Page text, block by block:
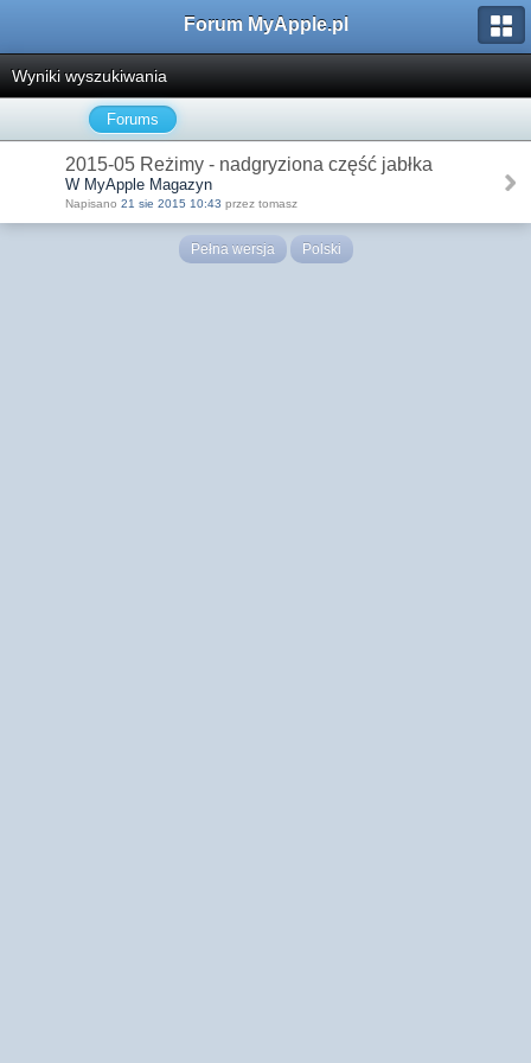
Forum MyApple.pl
Wyniki wyszukiwania
Forums
2015-05 Reżimy - nadgryziona część jabłka
W MyApple Magazyn
Napisano 21 sie 2015 10:43 przez tomasz
Pełna wersja Polski